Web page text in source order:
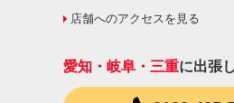
店舗へのアクセスを見る
愛知・岐阜・三重に出張